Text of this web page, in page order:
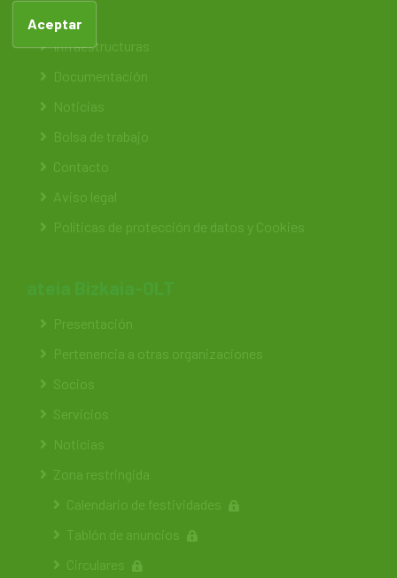
Infraestructuras
Documentación
Noticias
Bolsa de trabajo
Contacto
Aviso legal
Políticas de protección de datos y Cookies
Presentación
Pertenencia a otras organizaciones
Socios
Servicios
Noticias
Zona restringida
Calendario de festividades
Tablón de anuncios
Circulares
Aceptar